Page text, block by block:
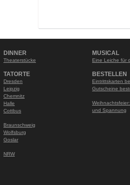
DINNER
Theaterstücke
TATORTE
Dresden
Leipzig
Chemnitz
Halle
Cottbus
Braunschweig
Wolfsburg
Goslar
NRW
MUSICAL
Eine Leiche für
BESTELLEN
Eintrittskarten
Gutscheine
und Spannung